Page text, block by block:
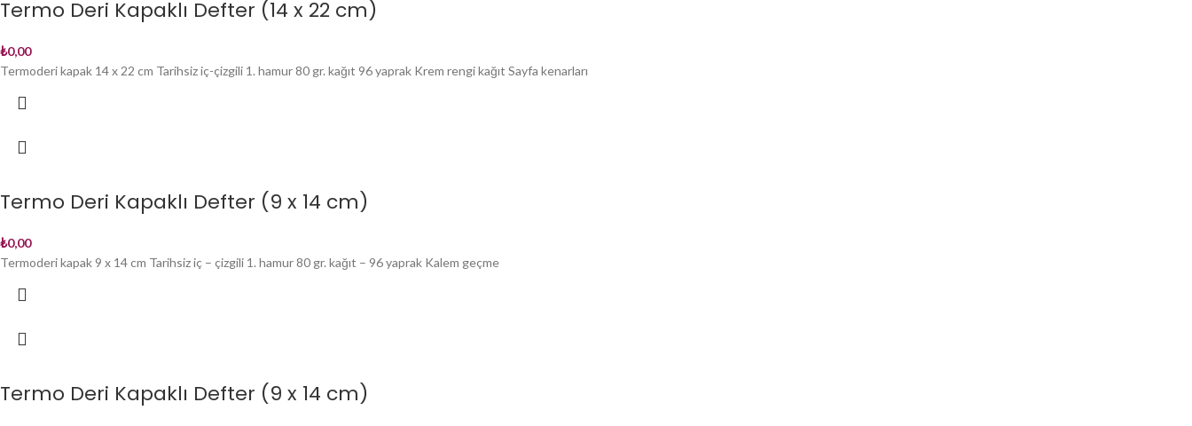
Termo Deri Kapaklı Defter (14 x 22 cm)
₺0,00
Termoderi kapak 14 x 22 cm Tarihsiz iç-çizgili 1. hamur 80 gr. kağıt 96 yaprak Krem rengi kağıt Sayfa kenarları
Termo Deri Kapaklı Defter (9 x 14 cm)
₺0,00
Termoderi kapak 9 x 14 cm Tarihsiz iç – çizgili 1. hamur 80 gr. kağıt – 96 yaprak Kalem geçme
Termo Deri Kapaklı Defter (9 x 14 cm)